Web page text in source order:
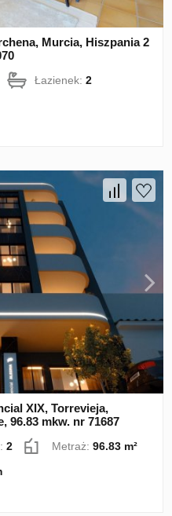
Murcia, Hiszpania 2
Łazienek:2
XIX, Torrevieja,
96.83 mkw. nr 71687
2 Metraż:96.83 m²